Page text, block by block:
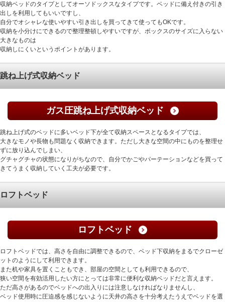
収納ベッドのタイプとしてオーソドックスなタイプです。ベッドに備え付きの引き
出しを利用してもいいですし、
自分でオシャレな使いやすい引き出しを買ってきて使ってもOKです。
収納を小分けにできるので整理整頓しやすいですが、ボックスのサイズに入らない
大きなものは
収納しにくいというポイントがあります。
跳ね上げ式収納ベッド
ガス圧跳ね上げ式収納ベッド
跳ね上げ式のベッドに多いベッド下が全て収納スペースとなるタイプでは、
大きなモノや長物も問題なく収納できます。ただし大きな空間の中にものを整理せ
ずに放り込んでしまい、
グチャグチャの状態になりがちなので、自分でかごやパーテーションなどを買って
きてうまく収納していく工夫が必要です。
ロフトベッド
ロフトベッド
ロフトベッドでは、高さを自由に調整できるので、ベッド下収納をまるでクローゼ
ットのようにして利用できます。
また机や家具を置くこともでき、部屋の空間としても利用できるので、
狭い空間を有効活用したい方にとっては非常に便利な収納ベッドだと言えます。
ただ高さがあるのでベッドへの出入りには注意しなければなりませんし、
ベッド使用時に圧迫感を感じないように天井の高さを十分考えたうえでベッドを選